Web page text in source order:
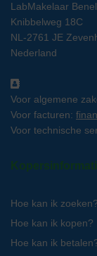
LabMakelaar
Knibbelweg 18C
NL-2761 JE
Nederland
Voor algemene
Voor facturen:
Voor technische
Hoe kan ik zoeken?
Hoe kan ik kopen?
Hoe kan ik